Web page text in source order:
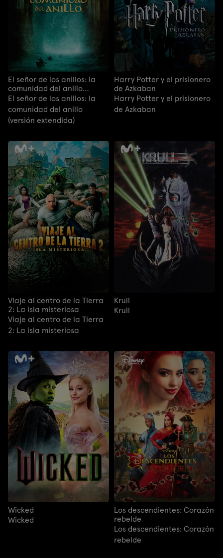
El señor de los anillos: la
comunidad del anillo
(versión extendida)
El señor de los anillos: la
comunidad del anillo
(versión extendida)
Harry Potter y el prisionero
de Azkaban
Harry Potter y el prisionero
de Azkaban
Viaje al centro de la Tierra
2: La isla misteriosa
Viaje al centro de la Tierra
2: La isla misteriosa
Krull
Krull
Wicked
Wicked
Los descendientes: Corazón
rebelde
Los descendientes: Corazón
rebelde